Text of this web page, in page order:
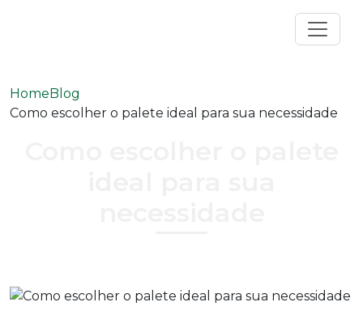
HomeBlog
Como escolher o palete ideal para sua necessidade